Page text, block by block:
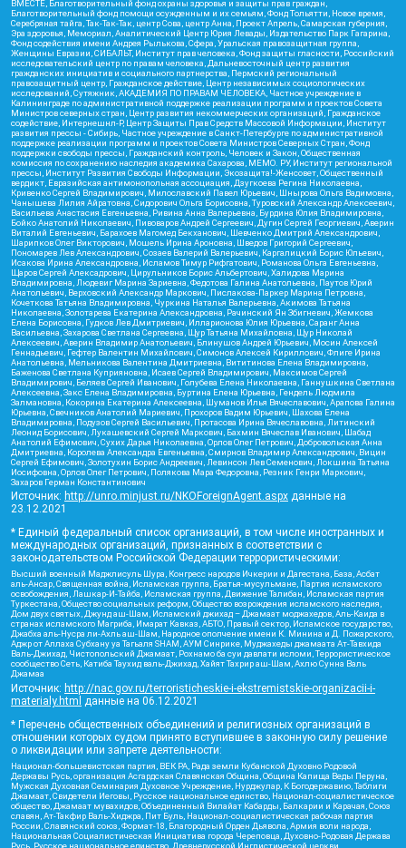
ВМЕСТЕ, Благотворительный фонд охраны здоровья и защиты прав граждан,
Благотворительный фонд помощи осужденным и их семьям, Фонд Тольятти, Новое время,
Серебряная тайга, Так-Так-Так, центр Сова, центр Анна, Проект Апрель, Самарская губерния,
Эра здоровья, Мемориал, Аналитический Центр Юрия Левады, Издательство Парк Гагарина,
Фонд содействия имени Андрея Рылькова, Сфера, Уральская правозащитная группа,
Женщины Евразии, СИБАЛЬТ, Институт прав человека, Фонд защиты гласности, Российский
исследовательский центр по правам человека, Дальневосточный центр развития
гражданских инициатив и социального партнерства, Пермский региональный
правозащитный центр, Гражданское действие, Центр независимых социологических
исследований, Сутяжник, АКАДЕМИЯ ПО ПРАВАМ ЧЕЛОВЕКА, Частное учреждение в
Калининграде по административной поддержке реализации программ и проектов Совета
Министров северных стран, Центр развития некоммерческих организаций, Гражданское
содействие, Интернешнл-Р, Центр Защиты Прав Средств Массовой Информации, Институт
развития прессы - Сибирь, Частное учреждение в Санкт-Петербурге по административной
поддержке реализации программ и проектов Совета Министров Северных Стран, Фонд
поддержки свободы прессы, Гражданский контроль, Человек и Закон, Общественная
комиссия по сохранению наследия академика Сахарова, МЕМО. РУ, Институт региональной
прессы, Институт Развития Свободы Информации, Экозащита!-Женсовет, Общественный
вердикт, Евразийская антимонопольная ассоциация, Дзугкоева Регина Николаевна,
Кривенко Сергей Владимирович, Милославский Павел Юрьевич, Шнырова Ольга Вадимовна,
Чанышева Лилия Айратовна, Сидорович Ольга Борисовна, Туровский Александр Алексеевич,
Васильева Анастасия Евгеньевна, Ривина Анна Валерьевна, Бурдина Юлия Владимировна,
Бойко Анатолий Николаевич, Пивоваров Андрей Сергеевич, Дугин Сергей Георгиевич, Аверин
Виталий Евгеньевич, Барахоев Магомед Бекханович, Шевченко Дмитрий Александрович,
Шарипков Олег Викторович, Мошель Ирина Ароновна, Шведов Григорий Сергеевич,
Пономарев Лев Александрович, Созаев Валерий Валерьевич, Каргалицкий Борис Юльевич,
Исакова Ирина Александровна, Исламов Тимур Рифгатович, Романова Ольга Евгеньевна,
Щаров Сергей Алексадрович, Цирульников Борис Альбертович, Халидова Марина
Владимировна, Людевиг Марина Зариевна, Федотова Галина Анатольевна, Паутов Юрий
Анатольевич, Верховский Александр Маркович, Пислакова-Паркер Марина Петровна,
Кочеткова Татьяна Владимировна, Чуркина Наталья Валерьевна, Акимова Татьяна
Николаевна, Золотарева Екатерина Александровна, Рачинский Ян Збигневич, Жемкова
Елена Борисовна, Гудков Лев Дмитриевич, Илларионова Юлия Юрьевна, Саранг Анна
Васильевна, Захарова Светлана Сергеевна, Щур Татьяна Михайловна, Щур Николай
Алексеевич, Аверин Владимир Анатольевич, Блинушов Андрей Юрьевич, Мосин Алексей
Геннадьевич, Гефтер Валентин Михайлович, Симонов Алексей Кириллович, Флиге Ирина
Анатольевна, Мельникова Валентина Дмитриевна, Вититинова Елена Владимировна,
Баженова Светлана Куприяновна, Исаев Сергей Владимирович, Максимов Сергей
Владимирович, Беляев Сергей Иванович, Голубева Елена Николаевна, Ганнушкина Светлана
Алексеевна, Закс Елена Владимировна, Буртина Елена Юрьевна, Гендель Людмила
Залмановна, Кокорина Екатерина Алексеевна, Шуманов Илья Вячеславович, Арапова Галина
Юрьевна, Свечников Анатолий Мариевич, Прохоров Вадим Юрьевич, Шахова Елена
Владимировна, Подузов Сергей Васильевич, Протасова Ирина Вячеславовна, Литинский
Леонид Борисович, Лукашевский Сергей Маркович, Бахмин Вячеслав Иванович, Шабад
Анатолий Ефимович, Сухих Дарья Николаевна, Орлов Олег Петрович, Добровольская Анна
Дмитриевна, Королева Александра Евгеньевна, Смирнов Владимир Александрович, Вицин
Сергей Ефимович, Золотухин Борис Андреевич, Левинсон Лев Семенович, Локшина Татьяна
Иосифовна, Орлов Олег Петрович, Полякова Мара Федоровна, Резник Генри Маркович,
Захаров Герман Константинович
Источник: http://unro.minjust.ru/NKOForeignAgent.aspx данные на
23.12.2021
* Единый федеральный список организаций, в том числе иностранных и
международных организаций, признанных в соответствии с
законодательством Российской Федерации террористическими:
Высший военный Маджлисуль Шура, Конгресс народов Ичкерии и Дагестана, База, Асбат
аль-Ансар, Священная война, Исламская группа, Братья-мусульмане, Партия исламского
освобождения, Лашкар-И-Тайба, Исламская группа, Движение Талибан, Исламская партия
Туркестана, Общество социальных реформ, Общество возрождения исламского наследия,
Дом двух святых, Джунд аш-Шам, Исламский джихад – Джамаат моджахедов, Аль-Каида в
странах исламского Магриба, Имарат Кавказ, АБТО, Правый сектор, Исламское государство,
Джабха аль-Нусра ли-Ахль аш-Шам, Народное ополчение имени К. Минина и Д. Пожарского,
Аджр от Аллаха Субхану уа Тагьаля SHAM, АУМ Синрике, Муджахеды джамаата Ат-Тавхида
Валь-Джихад, Чистопольский Джамаат, Рохнамо ба суи давлати исломи, Террористическое
сообщество Сеть, Катиба Таухид валь-Джихад, Хайят Тахрир аш-Шам, Ахлю Сунна Валь
Джамаа
Источник: http://nac.gov.ru/terroristicheskie-i-ekstremistskie-organizacii-i-
materialy.html данные на 06.12.2021
* Перечень общественных объединений и религиозных организаций в
отношении которых судом принято вступившее в законную силу решение
о ликвидации или запрете деятельности:
Национал-большевистская партия, ВЕК РА, Рада земли Кубанской Духовно Родовой
Державы Русь, организация Асгардская Славянская Община, Община Капища Веды Перуна,
Мужская Духовная Семинария Духовное Учреждение, Нурджулар, К Богодержавию, Таблиги
Джамаат, Свидетели Иеговы, Русское национальное единство, Национал-социалистическое
общество, Джамаат мувахидов, Объединенный Вилайат Кабарды, Балкарии и Карачая, Союз
славян, Ат-Такфир Валь-Хиджра, Пит Буль, Национал-социалистическая рабочая партия
России, Славянский союз, Формат-18, Благородный Орден Дьявола, Армия воли народа,
Национальная Социалистическая Инициатива города Череповца, Духовно-Родовая Держава
Русь, Русское национальное единство, Древнерусской Инглистической церкви